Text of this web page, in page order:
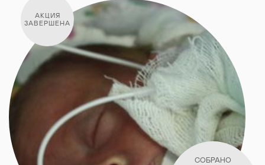
АКЦИЯ
ЗАВЕРШЕНА
СОБРАНО